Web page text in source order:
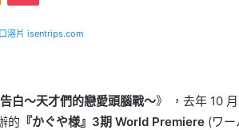
溶片 isentrips.com
白～天才們的戀愛頭腦戰～》 ，去年 10
的 『かぐや様』3期 World Premiere (ワー